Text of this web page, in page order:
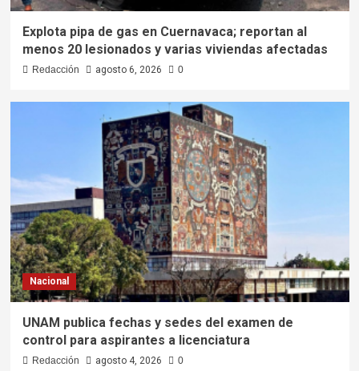
Explota pipa de gas en Cuernavaca; reportan al
menos 20 lesionados y varias viviendas afectadas
Redacción agosto 6, 2026 0
Nacional
UNAM publica fechas y sedes del examen de
control para aspirantes a licenciatura
Redacción agosto 4, 2026 0